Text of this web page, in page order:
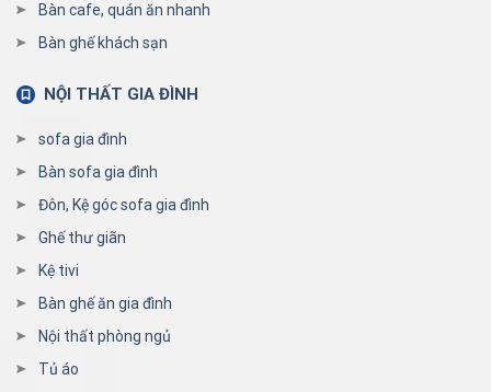
Bàn cafe, quán ăn nhanh
Bàn ghế khách sạn
NỘI THẤT GIA ĐÌNH
sofa gia đình
Bàn sofa gia đình
Đôn, Kệ góc sofa gia đình
Ghế thư giãn
Kệ tivi
Bàn ghế ăn gia đình
Nội thất phòng ngủ
Tủ áo